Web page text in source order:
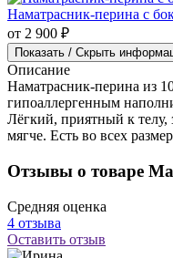
Наматрасник-перина с
от 2 900 ₽
Показать / Скрыть
Описание
Наматрасник-перина из
гипоаллергенным
Лёгкий, приятный к телу,
мягче. Есть во всех
Отзывы о товаре
Средняя оценка
4 отзыва
Оставить отзыв